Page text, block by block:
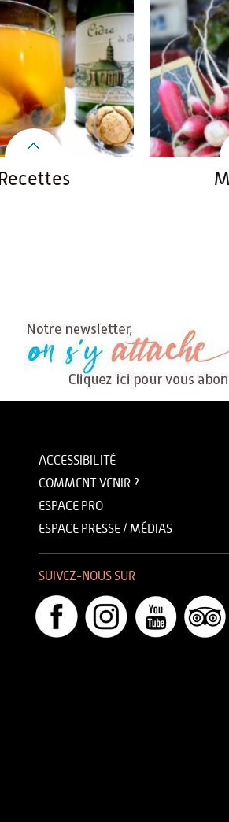
Recettes
ACCESSIBILITÉ
COMMENT VENIR ?
ESPACE PRO
ESPACE PRESSE / MÉDIAS
SUIVEZ-NOUS SUR